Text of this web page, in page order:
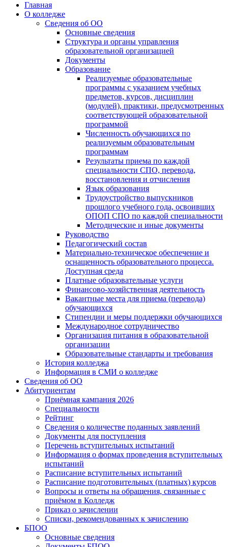
Главная
О колледже
Сведения об ОО
Основные сведения
Структура и органы управления
образовательной организацией
Документы
Образование
Реализуемые образовательные
программы с указанием учебных
предметов, курсов, дисциплин
(модулей), практики, предусмотренных
соответствующей образовательной
программой
Численность обучающихся по
реализуемым образовательным
программам
Результаты приема по каждой
специальности СПО, перевода,
восстановления и отчисления
Язык образования
Трудоустройство выпускников
прошлого учебного года, освоивших
ОПОП СПО по каждой специальности
Методические и иные документы
Руководство
Педагогический состав
Материально-техническое обеспечение и
оснащенность образовательного процесса.
Доступная среда
Платные образовательные услуги
Финансово-хозяйственная деятельность
Вакантные места для приема (перевода)
обучающихся
Стипендии и меры поддержки обучающихся
Международное сотрудничество
Организация питания в образовательной
организации
Образовательные стандарты и требования
История колледжа
Информация в СМИ о колледже
Сведения об ОО
Абитуриентам
Приёмная кампания 2026
Специальности
Рейтинг
Сведения о количестве поданных заявлений
Документы для поступления
Перечень вступительных испытаний
Информация о формах проведения вступительных
испытаний
Расписание вступительных испытаний
Расписание подготовительных (платных) курсов
Вопросы и ответы на обращения, связанные с
приёмом в Колледж
Приказ о зачислении
Списки, рекомендованных к зачислению
БПОО
Основные сведения